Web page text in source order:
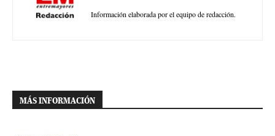
Información elaborada por el equipo de redacción.
MÁS INFORMACIÓN